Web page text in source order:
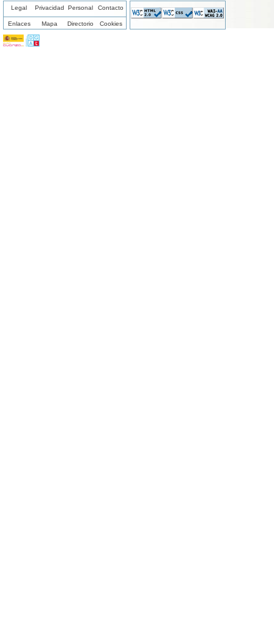
Legal Privacidad Personal Contacto
Enlaces Mapa Directorio Cookies